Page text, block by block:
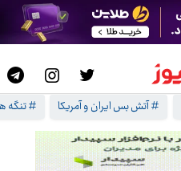
# آتش بس ایران و آمریکا # تنگه